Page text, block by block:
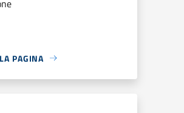
PAGINA